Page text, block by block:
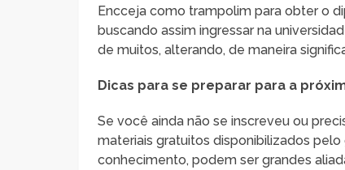
Encceja como trampolim para obter o
buscando assim ingressar na
de muitos, alterando, de maneira
Dicas para se preparar para a
Se você ainda não se inscreveu ou
materiais gratuitos disponibilizados
conhecimento, podem ser grandes